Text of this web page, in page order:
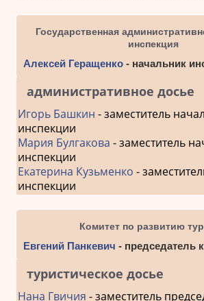
Государственная
инспекция
Алексей Геращенко- начальник
административное досье
Игорь Башкин - заместитель
инспекции
Мария Булгакова - заместитель
инспекции
Екатерина Кузьменко -
инспекции
Комитет по развитию
Евгений Панкевич - председатель
туристическое досье
Нана Гвичия - заместитель